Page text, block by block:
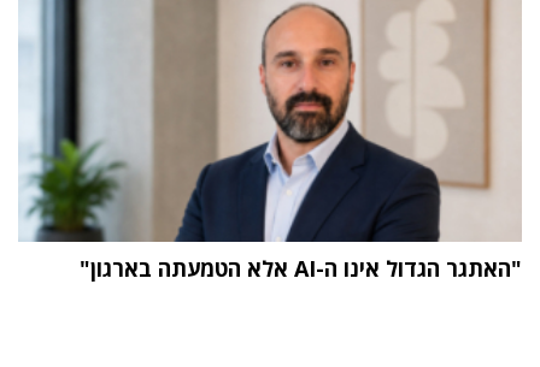
"האתגר הגדול אינו ה-AI אלא הטמעתה בארגון"